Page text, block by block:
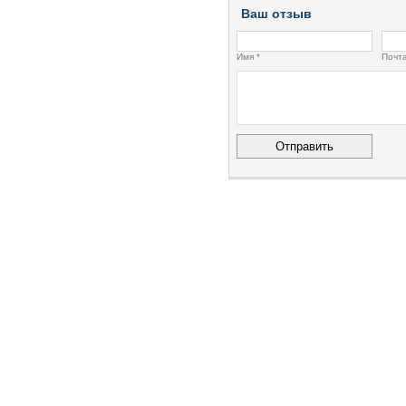
Ваш отзыв
Имя *